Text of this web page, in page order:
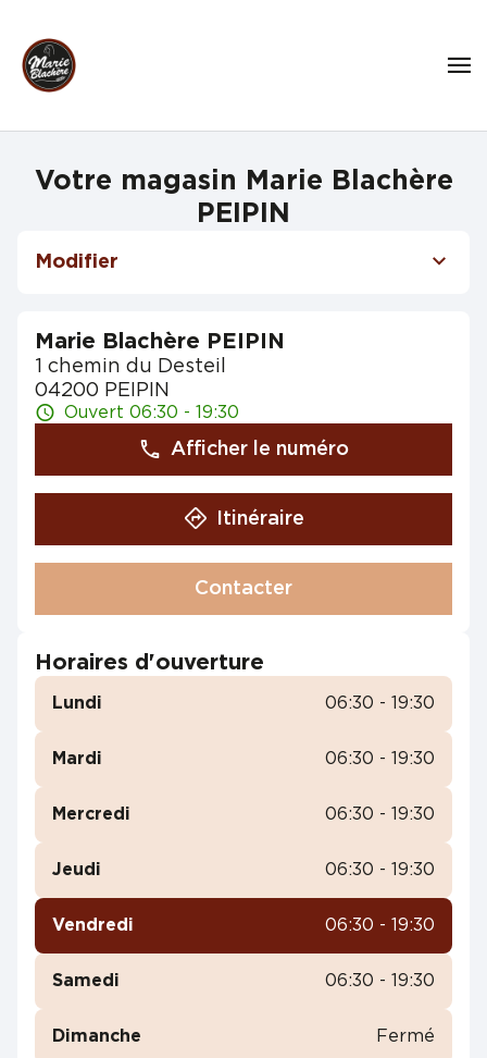
Votre magasin Marie Blachère
PEIPIN
Modifier
Marie Blachère PEIPIN
1 chemin du Desteil
04200 PEIPIN
Ouvert 06:30 - 19:30
Afficher le numéro
Itinéraire
Contacter
Horaires d'ouverture
Lundi 06:30 - 19:30
Mardi 06:30 - 19:30
Mercredi 06:30 - 19:30
Jeudi 06:30 - 19:30
Vendredi 06:30 - 19:30
Samedi 06:30 - 19:30
Dimanche Fermé